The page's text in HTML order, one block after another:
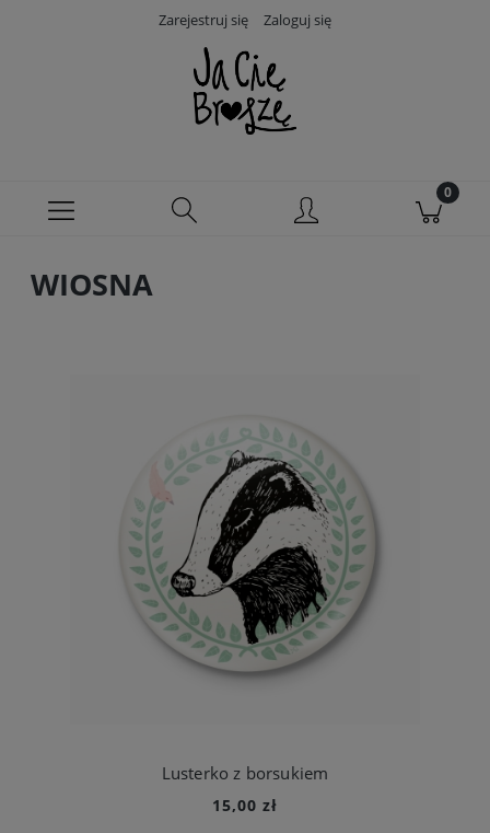
Zarejestruj się Zaloguj się
WIOSNA
Lusterko z borsukiem
15,00 zł